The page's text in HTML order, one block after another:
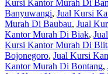
Kursi Kantor Murah Di
Banyuwangi, Jual Kursi
Murah Di Baubau, Jual
Kantor Murah Di Biak,
Kursi Kantor Murah Di
Bojonegoro, Jual Kursi
Kantor Murah Di Bontang,